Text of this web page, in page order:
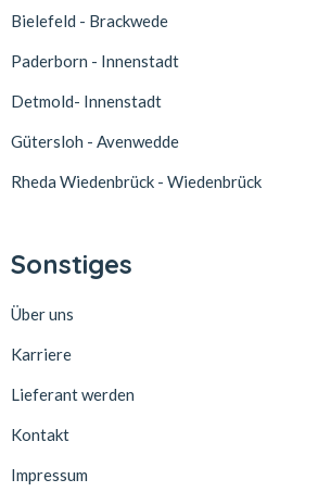
Bielefeld - Brackwede
Paderborn - Innenstadt
Detmold- Innenstadt
Gütersloh - Avenwedde
Rheda Wiedenbrück - Wiedenbrück
Sonstiges
Über uns
Karriere
Lieferant werden
Kontakt
Impressum